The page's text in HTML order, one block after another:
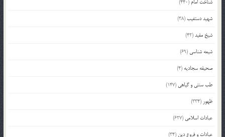
شناخت امام (440)
شهید دستغیب(38)
شیخ مفید(42)
شیعه شناسی (69)
صحیفه سجادیه (4)
طب سنتی و گیاهی (147)
ظهور (334)
عبادات اسلامی (627)
عبادات و فروع دین (34)